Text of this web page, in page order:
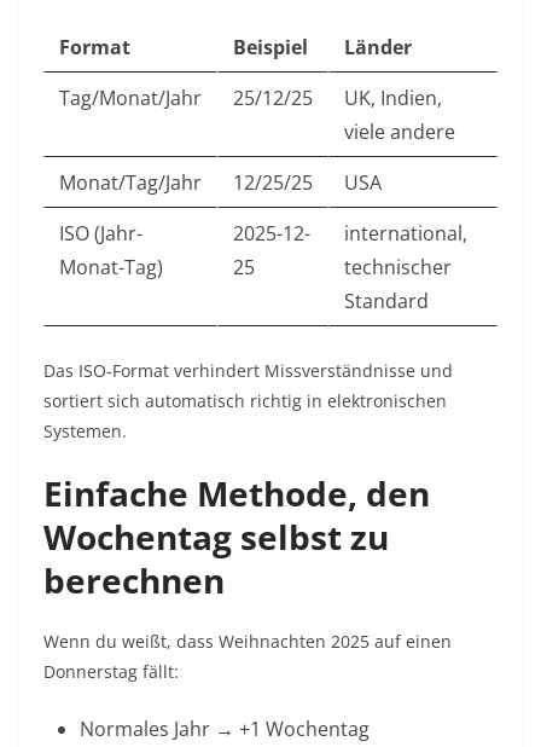
Format Beispiel
Länder
Tag/Monat/Jahr
25/12/25
UK, Indien,
viele andere
Monat/Tag/Jahr
12/25/25
USA
ISO (Jahr-
Monat-Tag)
2025-12-
25
international,
technischer
Standard
Das ISO-Format verhindert Missverständnisse und
sortiert sich automatisch richtig in elektronischen
Systemen.
Einfache Methode, den
Wochentag selbst zu
berechnen
Wenn du weißt, dass Weihnachten 2025 auf einen
Donnerstag fällt:
Normales Jahr → +1 Wochentag